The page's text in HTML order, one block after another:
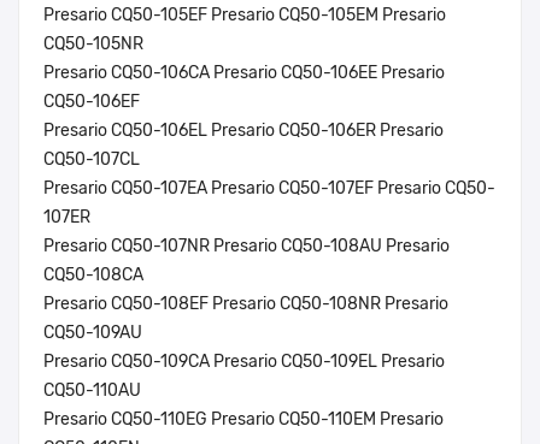
Presario CQ50-105EF Presario CQ50-105EM Presario
CQ50-105NR
Presario CQ50-106CA Presario CQ50-106EE Presario
CQ50-106EF
Presario CQ50-106EL Presario CQ50-106ER Presario
CQ50-107CL
Presario CQ50-107EA Presario CQ50-107EF Presario CQ50-
107ER
Presario CQ50-107NR Presario CQ50-108AU Presario
CQ50-108CA
Presario CQ50-108EF Presario CQ50-108NR Presario
CQ50-109AU
Presario CQ50-109CA Presario CQ50-109EL Presario
CQ50-110AU
Presario CQ50-110EG Presario CQ50-110EM Presario